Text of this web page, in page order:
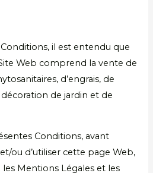
il est entendu que
Web comprend la vente de
d’engrais, de
de jardin et de
Conditions, avant
ou d’utiliser cette page Web,
les Mentions Légales et les